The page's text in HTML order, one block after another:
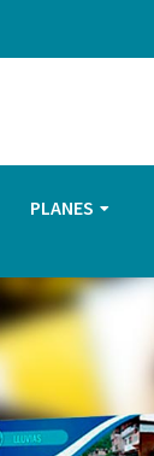
PLANES